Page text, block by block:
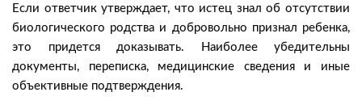
Если ответчик утверждает, что истец знал об отсутствии
биологического родства и добровольно признал ребенка,
это придется доказывать. Наиболее убедительны
документы, переписка, медицинские сведения и иные
объективные подтверждения.